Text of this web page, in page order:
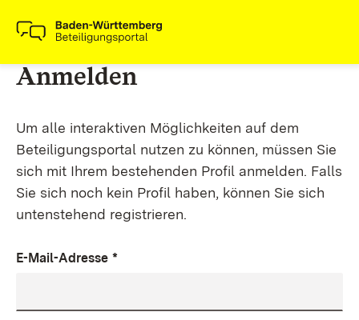
Anmelden
Um alle interaktiven Möglichkeiten auf dem
Beteiligungsportal nutzen zu können, müssen Sie
sich mit Ihrem bestehenden Profil anmelden. Falls
Sie sich noch kein Profil haben, können Sie sich
untenstehend registrieren.
E-Mail-Adresse *